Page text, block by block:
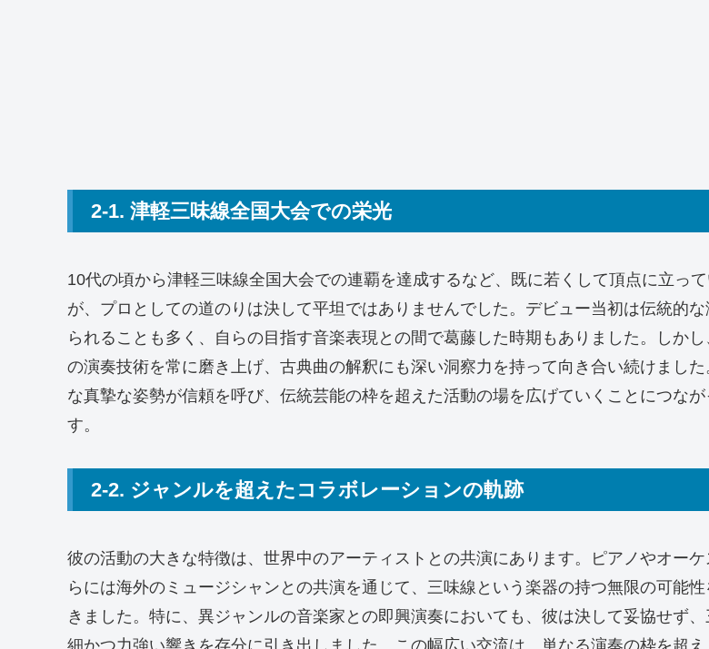
2-1. 津軽三味線全国大会での栄光
10代の頃から津軽三味線全国大会での連覇を達成するなど、既に若くして頂点に立っ
が、プロとしての道のりは決して平坦ではありませんでした。デビュー当初は伝統的
られることも多く、自らの目指す音楽表現との間で葛藤した時期もありました。しか
の演奏技術を常に磨き上げ、古典曲の解釈にも深い洞察力を持って向き合い続けました
な真摯な姿勢が信頼を呼び、伝統芸能の枠を超えた活動の場を広げていくことにつな
す。
2-2. ジャンルを超えたコラボレーションの軌跡
彼の活動の大きな特徴は、世界中のアーティストとの共演にあります。ピアノやオーケ
らには海外のミュージシャンとの共演を通じて、三味線という楽器の持つ無限の可能性
きました。特に、異ジャンルの音楽家との即興演奏においても、彼は決して妥協せず